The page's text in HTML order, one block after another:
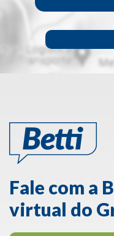
Fale com a
virtual do